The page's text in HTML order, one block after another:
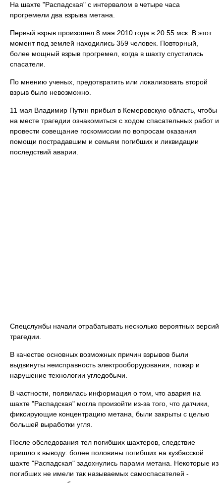
На шахте "Распадская" с интервалом в четыре часа
прогремели два взрыва метана.
Первый взрыв произошел 8 мая 2010 года в 20.55 мск. В этот
момент под землей находились 359 человек. Повторный,
более мощный взрыв прогремел, когда в шахту спустились
спасатели.
По мнению ученых, предотвратить или локализовать второй
взрыв было невозможно.
11 мая Владимир Путин прибыл в Кемеровскую область, чтобы
на месте трагедии ознакомиться с ходом спасательных работ и
провести совещание госкомиссии по вопросам оказания
помощи пострадавшим и семьям погибших и ликвидации
последствий аварии.
Спецслужбы начали отрабатывать несколько вероятных версий
трагедии.
В качестве основных возможных причин взрывов были
выдвинуты неисправность электрооборудования, пожар и
нарушение технологии угледобычи.
В частности, появилась информация о том, что авария на
шахте "Распадская" могла произойти из-за того, что датчики,
фиксирующие концентрацию метана, были закрыты с целью
большей выработки угля.
После обследования тел погибших шахтеров, следствие
пришло к выводу: более половины погибших на кузбасской
шахте "Распадская" задохнулись парами метана. Некоторые из
погибших не имели так называемых самоспасателей -